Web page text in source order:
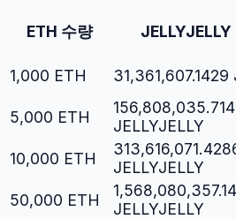
ETH 수량 JELLYJELLY
1,000 ETH 31,361,607.1429
5,000 ETH
JELLYJELLY
10,000 ETH
JELLYJELLY
50,000 ETH
JELLYJELLY